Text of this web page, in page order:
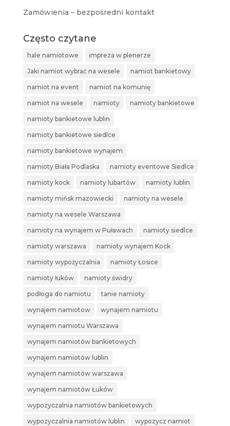
Zamówienia – bezpośredni kontakt
Często czytane
hale namiotowe impreza w plenerze
Jaki namiot wybrać na wesele namiot bankietowy
namiot na event namiot na komunię
namiot na wesele namioty namioty bankietowe
namioty bankietowe lublin
namioty bankietowe siedlce
namioty bankietowe wynajem
namioty Biała Podlaska namioty eventowe Siedlce
namioty kock namioty lubartów namioty lublin
namioty mińsk mazowiecki namioty na wesele
namioty na wesele Warszawa
namioty na wynajem w Puławach namioty siedlce
namioty warszawa namioty wynajem Kock
namioty wypożyczalnia namioty Łosice
namioty łuków namioty świdry
podłoga do namiotu tanie namioty
wynajem namiotow wynajem namiotu
wynajem namiotu Warszawa
wynajem namiotów bankietowych
wynajem namiotów lublin
wynajem namiotów warszawa
wynajem namiotów Łuków
wypozyczalnia namiotów bankietowych
wypozyczalnia namiotów lublin wypozycz namiot